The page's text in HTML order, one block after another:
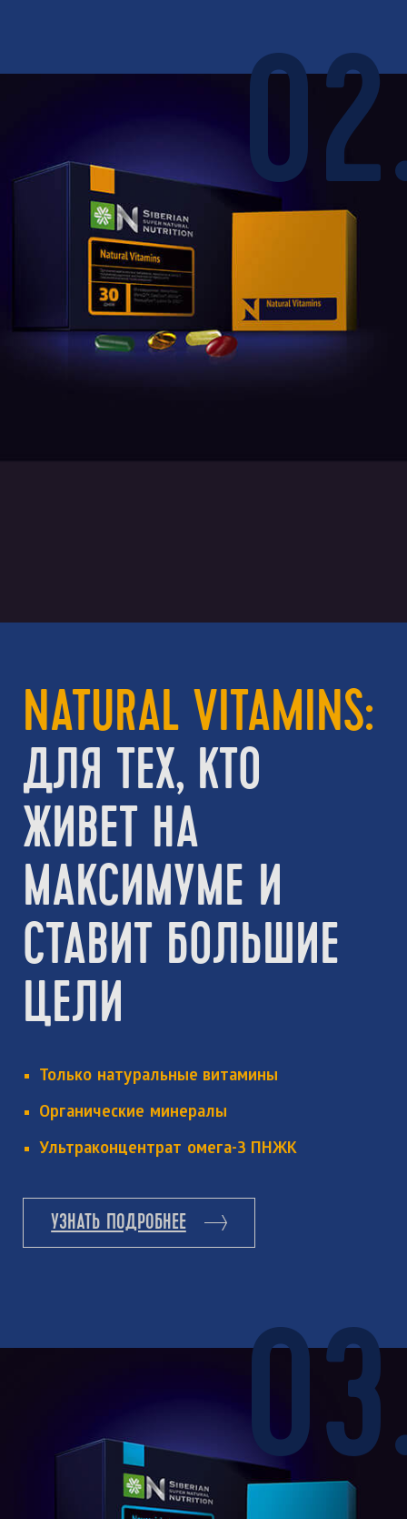
NATURAL VITAMINS:
ДЛЯ ТЕХ, КТО
ЖИВЕТ НА
МАКСИМУМЕ И
СТАВИТ БОЛЬШИЕ
ЦЕЛИ
Только натуральные витамины
Органические минералы
Ультраконцентрат омега-3 ПНЖК
УЗНАТЬ ПОДРОБНЕЕ